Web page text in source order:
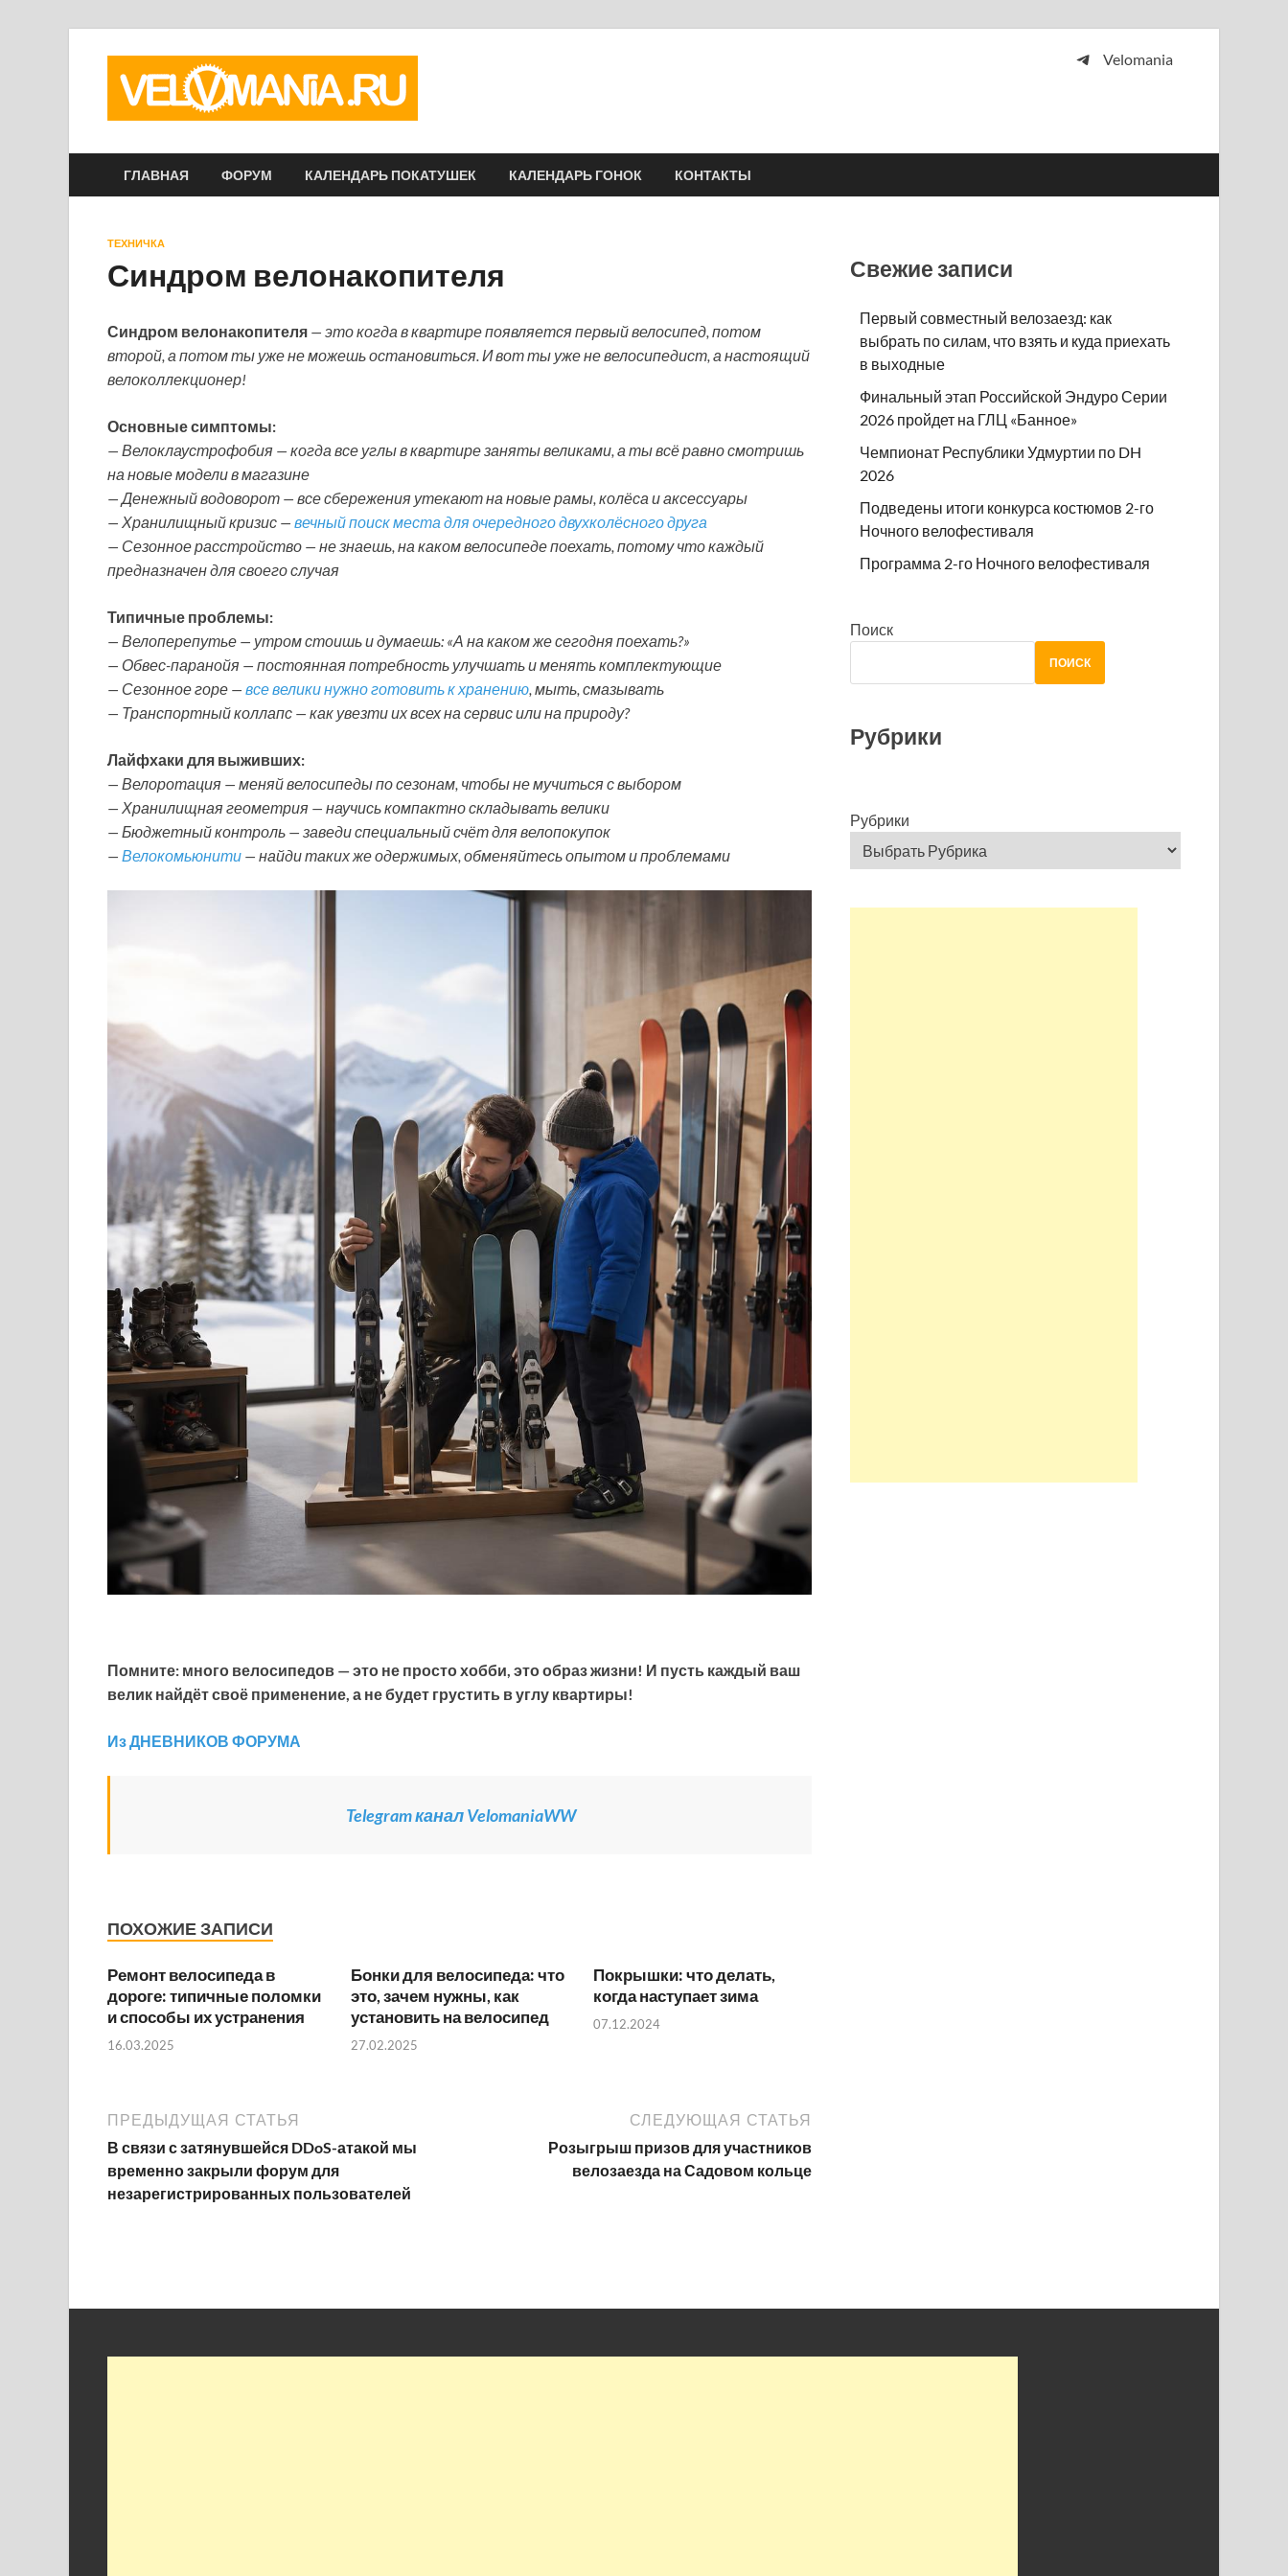
Velomania
ГЛАВНАЯ ФОРУМ КАЛЕНДАРЬ ПОКАТУШЕК КАЛЕНДАРЬ ГОНОК КОНТАКТЫ
ТЕХНИЧКА
Синдром велонакопителя
Синдром велонакопителя — это когда в квартире появляется первый велосипед, потом
второй, а потом ты уже не можешь остановиться. И вот ты уже не велосипедист, а настоящий
велоколлекционер!
Основные симптомы:
— Велоклаустрофобия — когда все углы в квартире заняты великами, а ты всё равно смотришь
на новые модели в магазине
— Денежный водоворот — все сбережения утекают на новые рамы, колёса и аксессуары
— Хранилищный кризис — вечный поиск места для очередного двухколёсного друга
— Сезонное расстройство — не знаешь, на каком велосипеде поехать, потому что каждый
предназначен для своего случая
Типичные проблемы:
— Велоперепутье — утром стоишь и думаешь: «А на каком же сегодня поехать?»
— Обвес-паранойя — постоянная потребность улучшать и менять комплектующие
— Сезонное горе — все велики нужно готовить к хранению, мыть, смазывать
— Транспортный коллапс — как увезти их всех на сервис или на природу?
Лайфхаки для выживших:
— Велоротация — меняй велосипеды по сезонам, чтобы не мучиться с выбором
— Хранилищная геометрия — научись компактно складывать велики
— Бюджетный контроль — заведи специальный счёт для велопокупок
— Велокомьюнити — найди таких же одержимых, обменяйтесь опытом и проблемами
Помните: много велосипедов — это не просто хобби, это образ жизни! И пусть каждый ваш
велик найдёт своё применение, а не будет грустить в углу квартиры!
Из ДНЕВНИКОВ ФОРУМА
Telegram канал VelomaniaWW
ПОХОЖИЕ ЗАПИСИ
Ремонт велосипеда в
дороге: типичные поломки
и способы их устранения
16.03.2025
Бонки для велосипеда: что
это, зачем нужны, как
установить на велосипед
27.02.2025
Покрышки: что делать,
когда наступает зима
07.12.2024
ПРЕДЫДУЩАЯ СТАТЬЯ
В связи с затянувшейся DDoS-атакой мы
временно закрыли форум для
незарегистрированных пользователей
СЛЕДУЮЩАЯ СТАТЬЯ
Розыгрыш призов для участников
велозаезда на Садовом кольце
Свежие записи
Первый совместный велозаезд: как
выбрать по силам, что взять и куда приехать
в выходные
Финальный этап Российской Эндуро Серии
2026 пройдет на ГЛЦ «Банное»
Чемпионат Республики Удмуртии по DH
2026
Подведены итоги конкурса костюмов 2-го
Ночного велофестиваля
Программа 2-го Ночного велофестиваля
Поиск
ПОИСК
Рубрики
Рубрики